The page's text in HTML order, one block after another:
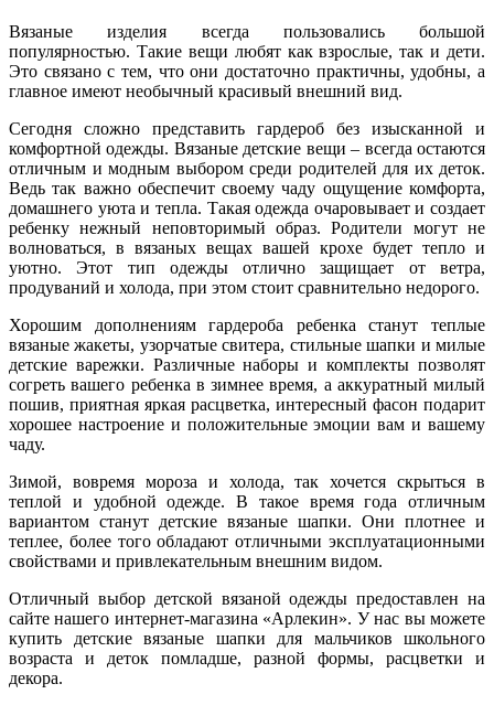
Вязаные изделия всегда пользовались большой
популярностью. Такие вещи любят как взрослые, так и дети.
Это связано с тем, что они достаточно практичны, удобны, а
главное имеют необычный красивый внешний вид.
Сегодня сложно представить гардероб без изысканной и
комфортной одежды. Вязаные детские вещи – всегда остаются
отличным и модным выбором среди родителей для их деток.
Ведь так важно обеспечит своему чаду ощущение комфорта,
домашнего уюта и тепла. Такая одежда очаровывает и создает
ребенку нежный неповторимый образ. Родители могут не
волноваться, в вязаных вещах вашей крохе будет тепло и
уютно. Этот тип одежды отлично защищает от ветра,
продуваний и холода, при этом стоит сравнительно недорого.
Хорошим дополнениям гардероба ребенка станут теплые
вязаные жакеты, узорчатые свитера, стильные шапки и милые
детские варежки. Различные наборы и комплекты позволят
согреть вашего ребенка в зимнее время, а аккуратный милый
пошив, приятная яркая расцветка, интересный фасон подарит
хорошее настроение и положительные эмоции вам и вашему
чаду.
Зимой, вовремя мороза и холода, так хочется скрыться в
теплой и удобной одежде. В такое время года отличным
вариантом станут детские вязаные шапки. Они плотнее и
теплее, более того обладают отличными эксплуатационными
свойствами и привлекательным внешним видом.
Отличный выбор детской вязаной одежды предоставлен на
сайте нашего интернет-магазина «Арлекин». У нас вы можете
купить детские вязаные шапки для мальчиков школьного
возраста и деток помладше, разной формы, расцветки и
декора.